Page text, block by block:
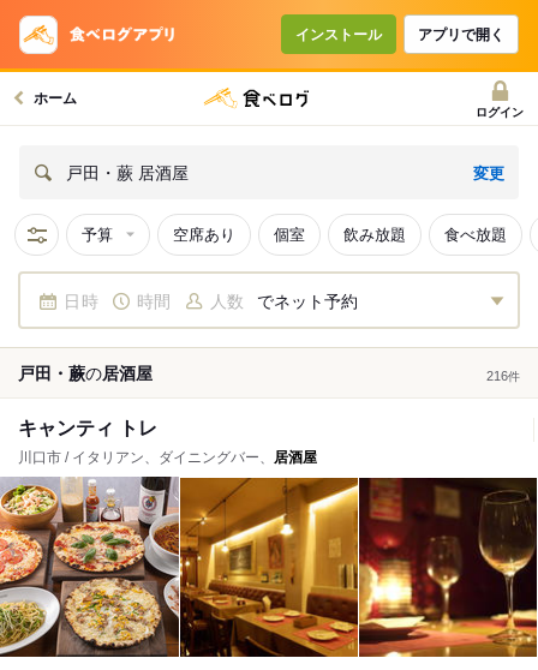
インストール アプリで開く
ホーム
ログイン
戸田・蕨 居酒屋 変更
予算 空席あり 個室 飲み放題 食べ放題
日時 時間 人数 でネット予約
戸田・蕨の居酒屋 216件
キャンティ トレ
川口市 / イタリアン、ダイニングバー、 居酒屋